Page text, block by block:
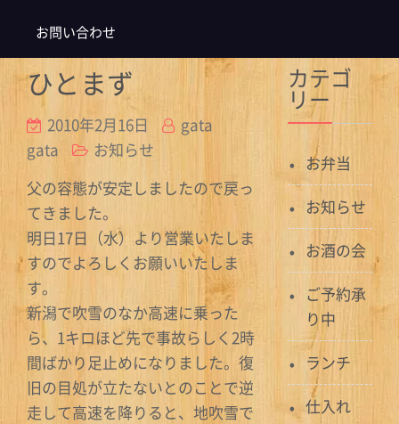
お問い合わせ
ひとまず
2010年2月16日
gata
gata
お知らせ
父の容態が安定しましたので戻っ
てきました。
明日17日（水）より営業いたしま
すのでよろしくお願いいたしま
す。
新潟で吹雪のなか高速に乗った
ら、1キロほど先で事故らしく2時
間ばかり足止めになりました。復
旧の目処が立たないとのことで逆
走して高速を降りると、地吹雪で
カテゴ
リー
お弁当
お知らせ
お酒の会
ご予約承
り中
ランチ
仕入れ